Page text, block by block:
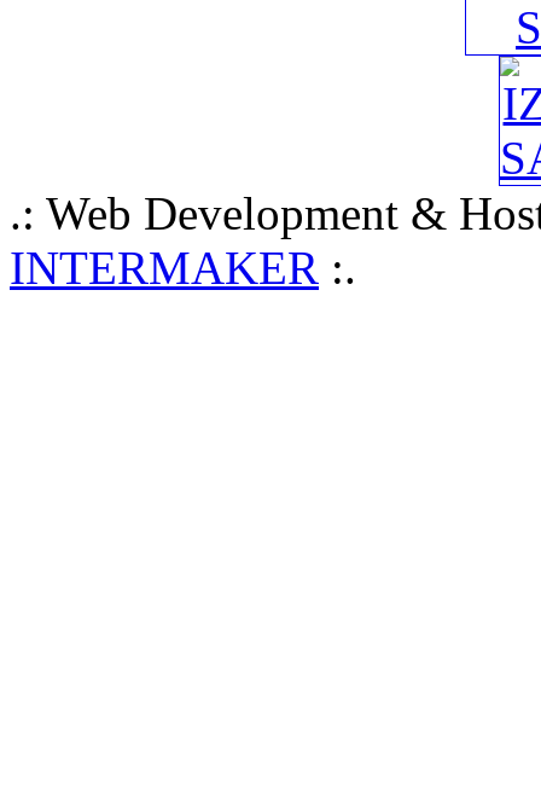
.: Web Development &
INTERMAKER :.